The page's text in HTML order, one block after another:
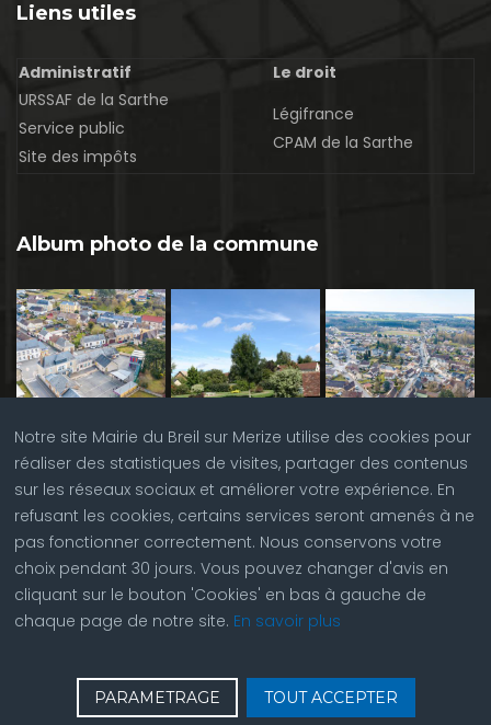
Notre site Mairie du Breil sur Merize utilise des cookies pour
réaliser des statistiques de visites, partager des contenus
sur les réseaux sociaux et améliorer votre expérience. En
refusant les cookies, certains services seront amenés à ne
pas fonctionner correctement. Nous conservons votre
choix pendant 30 jours. Vous pouvez changer d'avis en
cliquant sur le bouton 'Cookies' en bas à gauche de
chaque page de notre site. En savoir plus
PARAMETRAGE TOUT ACCEPTER
Liens utiles
Administratif
Le droit
URSSAF de la Sarthe
Service public
Site des impôts
Légifrance
CPAM de la Sarthe
Album photo de la commune
Contactez nous | © Copyright 2023 |Plan du site|